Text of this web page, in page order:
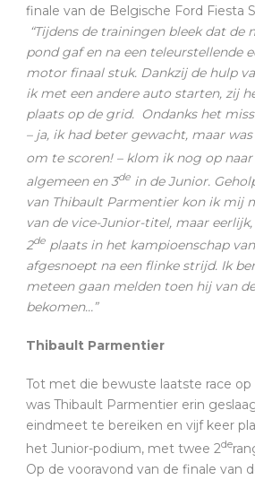
finale van de Belgische Ford Fiesta
“Tijdens de trainingen bleek dat
pond gaf en na een teleurstellende
motor finaal stuk. Dankzij de hulp
ik met een andere auto starten, zij
plaats op de grid. Ondanks het
– ja, ik had beter gewacht, maar
om te scoren! – klom ik nog op naar
algemeen en 3de in de Junior.
van Thibault Parmentier kon ik mij
van de vice-Junior-titel, maar
2de plaats in het kampioenschap
afgesnoept na een flinke strijd. Ik
meteen gaan melden toen hij van
bekomen…”
Thibault Parmentier
Tot met die bewuste laatste race op
was Thibault Parmentier erin
eindmeet te bereiken en vijf keer
het Junior-podium, met twee 2de
Op de vooravond van de finale van